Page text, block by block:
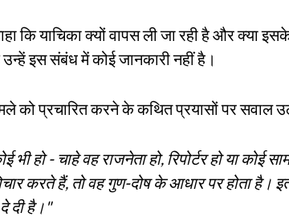
कि याचिका क्यों वापस ली जा रही है और क्या
इस संबंध में कोई जानकारी नहीं है।
को प्रचारित करने के कथित प्रयासों पर सवाल
भी हो - चाहे वह राजनेता हो, रिपोर्टर हो या कोई
करते हैं, तो वह गुण-दोष के आधार पर होता है।
दी है।"